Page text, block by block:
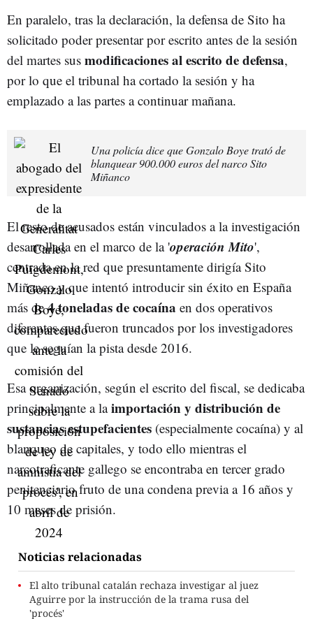
En paralelo, tras la declaración, la defensa de Sito ha
solicitado poder presentar por escrito antes de la sesión
del martes sus modificaciones al escrito de defensa,
por lo que el tribunal ha cortado la sesión y ha
emplazado a las partes a continuar mañana.
Una policía dice que Gonzalo Boye trató de
blanquear 900.000 euros del narco Sito
Miñanco
El resto de acusados están vinculados a la investigación
desarrollada en el marco de la 'operación Mito',
centrada en la red que presuntamente dirigía Sito
Miñanco y que intentó introducir sin éxito en España
más de4 toneladas de cocaína en dos operativos
diferentes que fueron truncados por los investigadores
que le seguían la pista desde 2016.
Esa organización, según el escrito del fiscal, se dedicaba
principalmente a laimportación y distribución de
sustancias estupefacientes (especialmente cocaína) y al
blanqueo de capitales, y todo ello mientras el
narcotraficante gallego se encontraba en tercer grado
penitenciario fruto de una condena previa a 16 años y
10 meses de prisión.
Noticias relacionadas
El alto tribunal catalán rechaza investigar al juez
Aguirre por la instrucción de la trama rusa del
'procés'